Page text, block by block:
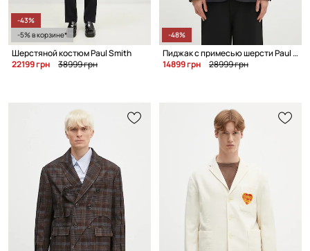
-43%
-5% в корзине*
Шерстяной костюм Paul Smith
22199 грн
38999 грн
-48%
Пиджак с примесью шерсти Paul Smith
14899 грн
28999 грн